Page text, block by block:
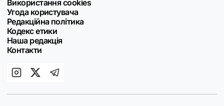
Використання cookies
Угода користувача
Редакційна політика
Кодекс етики
Наша редакція
Контакти